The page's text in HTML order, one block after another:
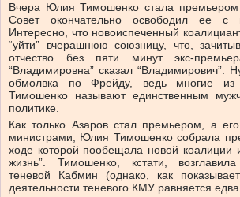
Вчера Юлия Тимошенко стала премьером
Совет окончательно освободил ее с
Интересно, что новоиспеченный
“уйти” вчерашнюю союзницу, что,
отчество без пяти минут экс-
“Владимировна” сказал “Владимирович”.
обмолвка по Фрейду, ведь многие из
Тимошенко называют единственным
политике.
Как только Азаров стал премьером, а
министрами, Юлия Тимошенко собрала
ходе которой пообещала новой коалиции
жизнь”. Тимошенко, кстати,
теневой Кабмин (однако, как
деятельности теневого КМУ равняется